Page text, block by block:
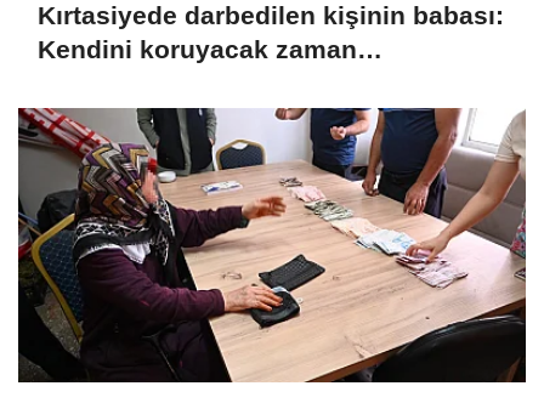
Kırtasiyede darbedilen kişinin babası:
Kendini koruyacak zaman